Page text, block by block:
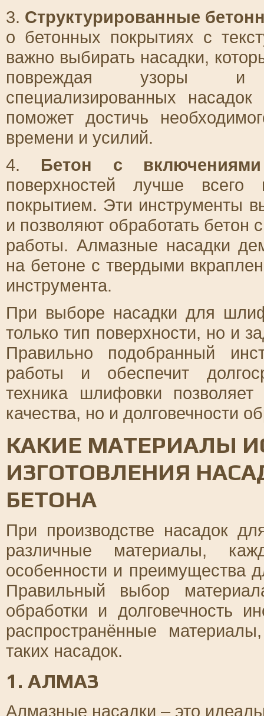
3. Структурированные
о бетонных покрытиях с
важно выбирать насадки,
повреждая узоры и
специализированных
поможет достичь
времени и усилий.
4. Бетон с
поверхностей лучше
покрытием. Эти инструменты
и позволяют обработать бетон
работы. Алмазные насадки
на бетоне с твердыми
инструмента.
При выборе насадки для
только тип поверхности, но и
Правильно подобранный
работы и обеспечит
техника шлифовки позволяет
качества, но и долговечности
КАКИЕ МАТЕРИАЛЫ
ИЗГОТОВЛЕНИЯ
БЕТОНА
При производстве насадок
различные материалы,
особенности и преимущества
Правильный выбор
обработки и долговечность
распространённые
таких насадок.
1. АЛМАЗ
Алмазные насадки – это